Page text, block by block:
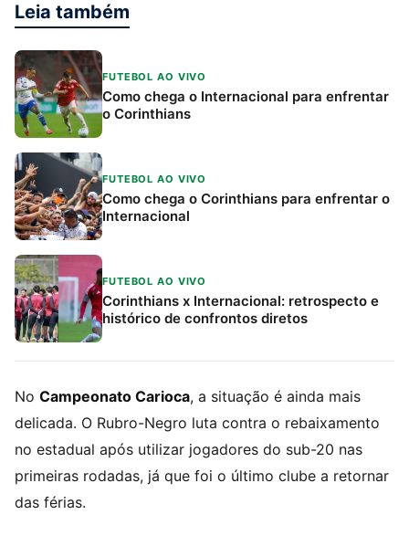
Leia também
FUTEBOL AO VIVO
Como chega o Internacional para enfrentar
o Corinthians
FUTEBOL AO VIVO
Como chega o Corinthians para enfrentar o
Internacional
FUTEBOL AO VIVO
Corinthians x Internacional: retrospecto e
histórico de confrontos diretos
No Campeonato Carioca, a situação é ainda mais
delicada. O Rubro-Negro luta contra o rebaixamento
no estadual após utilizar jogadores do sub-20 nas
primeiras rodadas, já que foi o último clube a retornar
das férias.